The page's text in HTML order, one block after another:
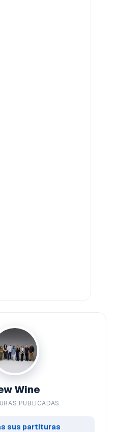
Wine
PUBLICADAS
sus partituras